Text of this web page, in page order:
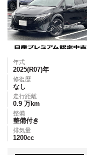
年式
2025(R07)年
修復歴
なし
走行距離
0.9 万km
整備
整備付き
排気量
1200cc